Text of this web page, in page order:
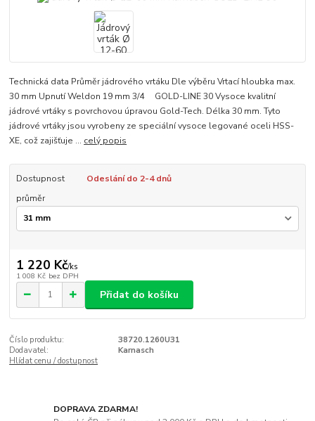
Technická data Průměr jádrového vrtáku Dle výběru Vrtací hloubka max.
30 mm Upnutí Weldon 19 mm 3/4 GOLD-LINE 30 Vysoce kvalitní
jádrové vrtáky s povrchovou úpravou Gold-Tech. Délka 30 mm. Tyto
jádrové vrtáky jsou vyrobeny ze speciální vysoce legované oceli HSS-
XE, což zajišťuje ... celý popis
Dostupnost
Odeslání do 2-4 dnů
průměr
1 220 Kč/ks
1 008 Kč bez DPH
Přidat do košíku
Číslo produktu:
38720.1260U31
Dodavatel:
Karnasch
Hlídat cenu / dostupnost
DOPRAVA ZDARMA!